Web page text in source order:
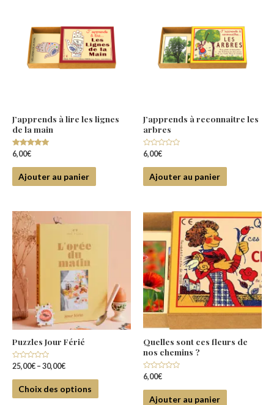
J’apprends à lire les lignes
de la main
Note
5.00
sur 5
6,00€
Ajouter au panier
J’apprends à reconnaitre les
arbres
Note
sur
6,00€
Ajouter au panier
Puzzles Jour Férié
Note
sur
25,00€ – 30,00€
Choix des options
Quelles sont ces fleurs de
nos chemins ?
Note
sur
6,00€
Ajouter au panier